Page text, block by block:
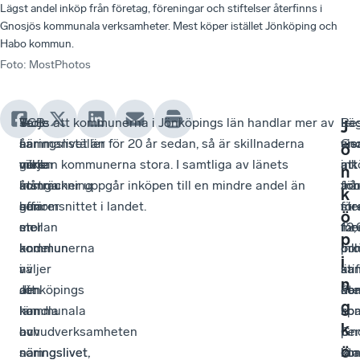
Lägst andel inköp från företag, föreningar och stiftelser återfinns i
Gnosjös kommunala verksamheter. Mest köper istället Jönköping och
Habo kommun.
Foto: MostPhotos
Varje
år
görs
många
affärer
mellan
kommunerna
i
Jönköpings
län
och
näringslivet.
SCB
sammanställer
varje
år
hur
stor
andel
av
den
kommunala
huvudverksamheten
som
—
I
vilken
utsträckning
som
en
kommun
väljer
att
handla
av
näringslivet,
Trots att kommunerna i Jönköpings län handlar mer av
näringslivet än för 20 år sedan, så är skillnaderna
mellan kommunerna stora. I samtliga av länets
kommuner uppgår inköpen till en mindre andel än
genomsnittet i landet.
—
att
J
ö
n
k
ö
p
i
n
g
k
ö
att
är
i
i